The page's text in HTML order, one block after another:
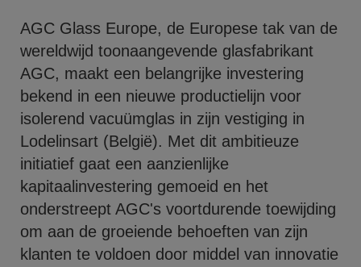
AGC Glass Europe, de Europese tak van de
wereldwijd toonaangevende glasfabrikant
AGC, maakt een belangrijke investering
bekend in een nieuwe productielijn voor
isolerend vacuümglas in zijn vestiging in
Lodelinsart (België). Met dit ambitieuze
initiatief gaat een aanzienlijke
kapitaalinvestering gemoeid en het
onderstreept AGC's voortdurende toewijding
om aan de groeiende behoeften van zijn
klanten te voldoen door middel van innovatie